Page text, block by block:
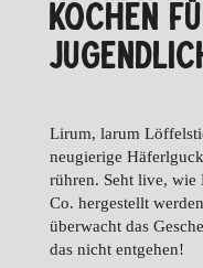
KOCHEN
Lirum, larum
neugierige
rühren. Seht live, wie
Co. hergestellt
überwacht das
das nicht entgehen!